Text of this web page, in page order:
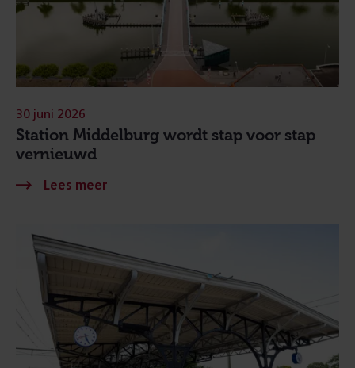
Station Middelburg wordt stap voor stap
vernieuwd
30 juni 2026